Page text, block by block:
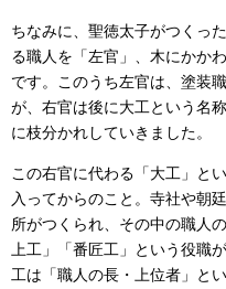
ちなみに、聖徳太子がつくっ
る職人を「左官」、木にかか
です。このうち左官は、塗装
が、右官は後に大工という名
に枝分かれしていきました。
この右官に代わる「大工」と
入ってからのこと。寺社や朝
所がつくられ、その中の職人
上工」「番匠工」という役職
工は「職人の長・上位者」と